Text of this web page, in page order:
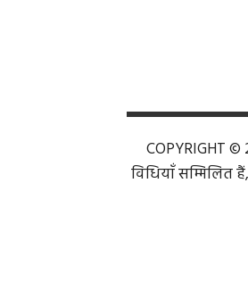
COPYRIGHT ©
विधियाँ सम्मिलित